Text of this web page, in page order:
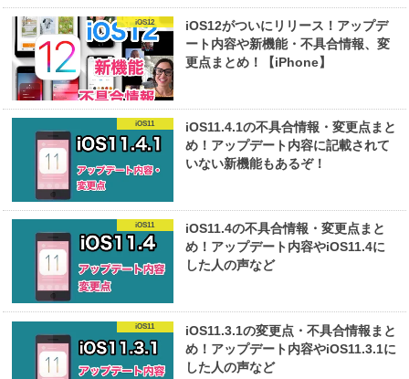
iOS12
iOS12がついにリリース！アップデ
ート内容や新機能・不具合情報、変
更点まとめ！【iPhone】
iOS11
iOS11.4.1の不具合情報・変更点まと
め！アップデート内容に記載されて
いない新機能もあるぞ！
iOS11
iOS11.4の不具合情報・変更点まと
め！アップデート内容やiOS11.4に
した人の声など
iOS11
iOS11.3.1の変更点・不具合情報まと
め！アップデート内容やiOS11.3.1に
した人の声など